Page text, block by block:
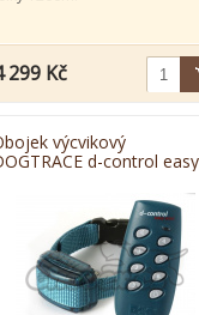
299 Kč
výcvikový
d-control easy